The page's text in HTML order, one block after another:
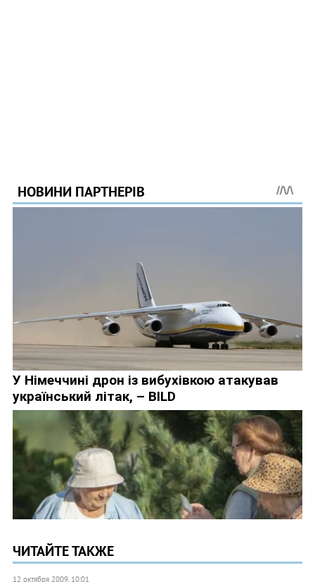
ЧИТАЙТЕ ТАКЖЕ
12 октября 2009, 10:01